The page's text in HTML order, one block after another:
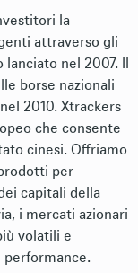
la
attraverso gli
nel 2007. Il
borse nazionali
2010. Xtrackers
che consente
cinesi. Offriamo
per
capitali della
i mercati azionari
volatili e
performance.